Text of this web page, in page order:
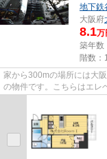
地下鉄
大阪府
8.1万
築年数
階数：
家から300mの場所には大
の物件です。こちらはエレ